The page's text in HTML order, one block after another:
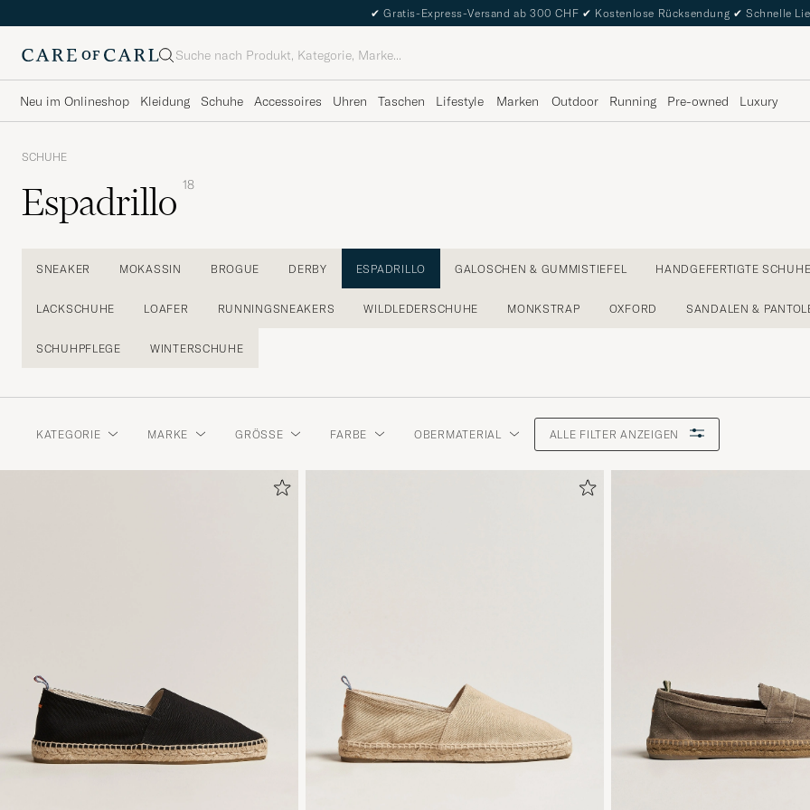
✔ Gratis-Express-Versand ab 300 CHF ✔ Kostenlose Rücksendung ✔ Schnelle
Suche
Neu im Onlineshop Kleidung Schuhe Accessoires Uhren Taschen Lifestyle Marken Outdoor Running Pre-owned Luxury
SCHUHE
Espadrillo 18
SNEAKER MOKASSIN BROGUE DERBY ESPADRILLO GALOSCHEN & GUMMISTIEFEL HANDGEFERTIGTE SCHUHE
LACKSCHUHE LOAFER RUNNINGSNEAKERS WILDLEDERSCHUHE MONKSTRAP OXFORD SANDALEN &
SCHUHPFLEGE WINTERSCHUHE
KATEGORIE MARKE GRÖSSE FARBE OBERMATERIAL ALLE FILTER ANZEIGEN